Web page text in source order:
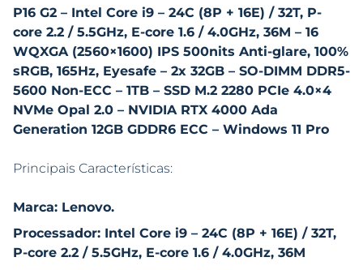
P16 G2 – Intel Core i9 – 24C (8P + 16E) / 32T, P-
core 2.2 / 5.5GHz, E-core 1.6 / 4.0GHz, 36M – 16
WQXGA (2560×1600) IPS 500nits Anti-glare, 100%
sRGB, 165Hz, Eyesafe – 2x 32GB – SO-DIMM DDR5-
5600 Non-ECC – 1TB – SSD M.2 2280 PCIe 4.0×4
NVMe Opal 2.0 – NVIDIA RTX 4000 Ada
Generation 12GB GDDR6 ECC – Windows 11 Pro
Principais Características:
Marca: Lenovo.
Processador: Intel Core i9 – 24C (8P + 16E) / 32T,
P-core 2.2 / 5.5GHz, E-core 1.6 / 4.0GHz, 36M